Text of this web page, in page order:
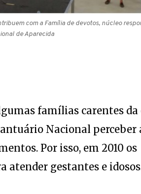
com a Família de devotos, núcleo
de Aparecida
Nacional perceber a
Por isso, em 2010 os
gestantes e idosos.